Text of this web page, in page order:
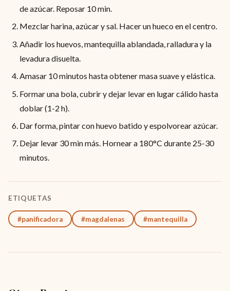
de azúcar. Reposar 10 min.
Mezclar harina, azúcar y sal. Hacer un hueco en el centro.
Añadir los huevos, mantequilla ablandada, ralladura y la
levadura disuelta.
Amasar 10 minutos hasta obtener masa suave y elástica.
Formar una bola, cubrir y dejar levar en lugar cálido hasta
doblar (1-2 h).
Dar forma, pintar con huevo batido y espolvorear azúcar.
Dejar levar 30 min más. Hornear a 180°C durante 25-30
minutos.
ETIQUETAS
#panificadora #magdalenas #mantequilla